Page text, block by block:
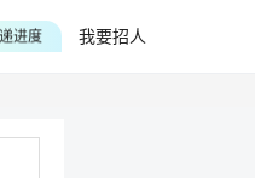
我要招人
进度